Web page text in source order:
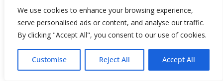
We use cookies to enhance your browsing experience,
serve personalised ads or content, and analyse our traffic.
By clicking "Accept All", you consent to our use of cookies.
Customise Reject All Accept All
и заброшенную базилику для
потрясающей фотосессии.